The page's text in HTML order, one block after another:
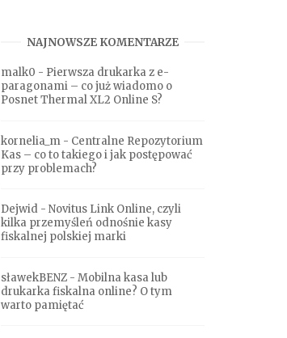
NAJNOWSZE KOMENTARZE
malk0 - Pierwsza drukarka z e-
paragonami – co już wiadomo o
Posnet Thermal XL2 Online S?
kornelia_m - Centralne Repozytorium
Kas – co to takiego i jak postępować
przy problemach?
Dejwid - Novitus Link Online, czyli
kilka przemyśleń odnośnie kasy
fiskalnej polskiej marki
sławekBENZ - Mobilna kasa lub
drukarka fiskalna online? O tym
warto pamiętać